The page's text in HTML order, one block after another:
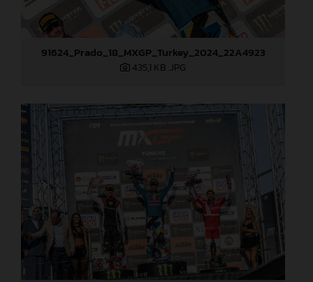
91624_Prado_18_MXGP_Turkey_2024_22A4923
435,1 KB .JPG